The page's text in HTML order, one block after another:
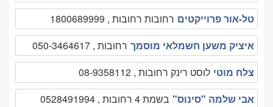
טל-אור פרוייקטים רחובות רחובות , 1800689999
איציק משען חשמלאי מוסמך רחובות , 050-3464617
צלח מוטי לוסט רינק רחובות , 08-9358112
אבי שלמה "סינוס" בשמת 4 רחובות , 0528491994